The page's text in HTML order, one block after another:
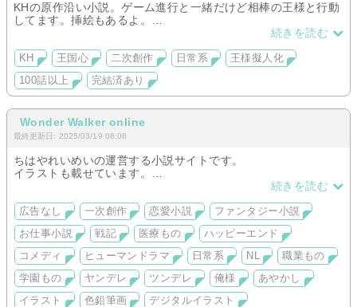
KHの原作沿い小説。ゲーム進行と一緒だけど相棒の王様と行動
してます。挿絵もあるよ。
主人公は固定でソラの姉。基本王様が相棒の魔法最強設定。冒
険中の日常とバトル重視。原作ゲームプレイ＆D映画見ながら
作ってるのでゲームしながら映画見ながら読むと楽しいかも。
作者の趣味でコロシアムでは男装したり共闘したりFFキャラと
バトルしまくります。
長編メインですが季節もの短編もあるのでお気軽に。
続きを読む
KH 王国心 二次創作 日常系
王様擬人化
100話以上
完結済あり
Wonder Walker online
最終更新日: 2025/03/19 08:08
ちはやれいめいの運営する小説サイトです。
イラストも載せています。
続きを読む
広告なし 一次創作 恋愛小説
ファンタジー小説
お仕事小説
戦記 医療もの
ハッピーエンド
コメディ
ヒューマンドラマ 日常系 NL
職業もの
学園もの
ヤンデレ ツンデレ 俺様
あやかし
イラスト
色鉛筆画 デジタルイラスト